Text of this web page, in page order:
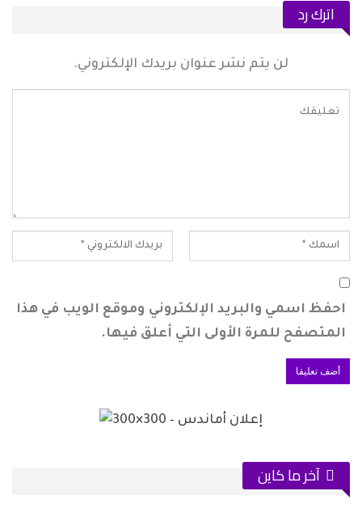
اترك رد
لن يتم نشر عنوان بريدك الإلكتروني.
احفظ اسمي والبريد الإلكتروني وموقع الويب في هذا
المتصفح للمرة الأولى التي أعلق فيها.
آخر ما كاين